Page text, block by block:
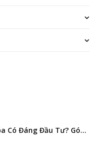
Trần Nhựa Hèm Khóa Có Đáng Đầu Tư? Góc Nhìn Từ Nhà Máy Sản Xuất